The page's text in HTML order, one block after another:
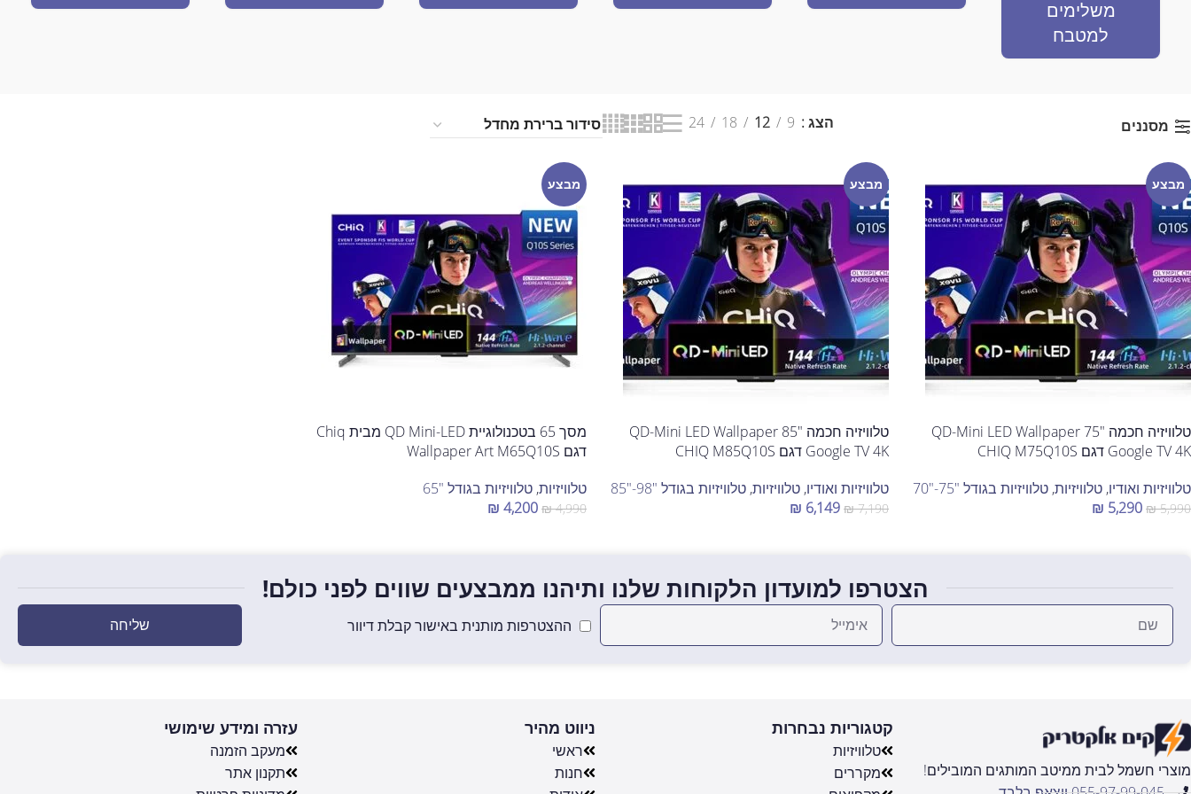
משלימים
למטבח
מסננים הצג 9
12
18
24
מבצע
טלוויזיה חכמה "75 QD-Mini LED Wallpaper
Google TV 4K דגם CHIQ M75Q10S
טלוויזיות ואודיו, טלוויזיות, טלוויזיות בגודל "75-"70
₪5,990
₪ 5,290
מבצע
טלוויזיה חכמה "85 QD-Mini LED Wallpaper
Google TV 4K דגם CHIQ M85Q10S
טלוויזיות ואודיו, טלוויזיות, טלוויזיות בגודל "98-"85
₪7,190
₪ 6,149
מבצע
מסך 65 בטכנולוגיית QD Mini-LED מבית Chiq
דגם Wallpaper Art M65Q10S
טלוויזיות, טלוויזיות בגודל "65
₪4,990
₪ 4,200
הצטרפו למועדון הלקוחות שלנו ותיהנו ממבצעים שווים לפני כולם!
ההצטרפות מותנית באישור קבלת דיוור שליחה
מוצרי חשמל לבית ממיטב המותגים המובילים!
קטגוריות נבחרות
טלוויזיות
מקררים
ניווט מהיר
ראשי
חנות
עזרה ומידע שימושי
מעקב הזמנה
תקנון אתר